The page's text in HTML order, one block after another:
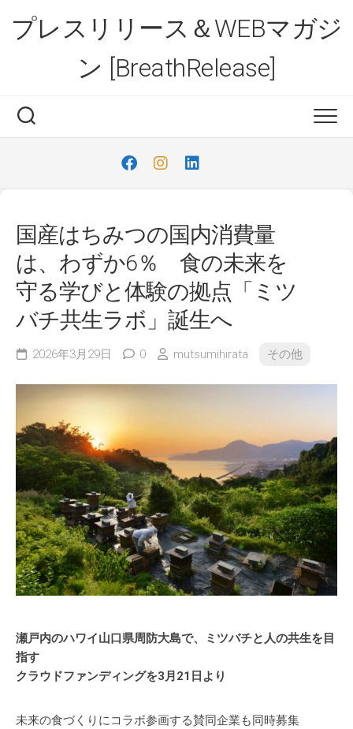
content
プレスリリース＆WEBマガジ
ン [BreathRelease]
国産はちみつの国内消費量
は、わずか6％ 食の未来を
守る学びと体験の拠点「ミツ
バチ共生ラボ」誕生へ
2026年3月29日 0 mutsumihirata その他
瀬戸内のハワイ山口県周防大島で、ミツバチと人の共生を目
指す
クラウドファンディングを3月21日より
未来の食づくりにコラボ参画する賛同企業も同時募集